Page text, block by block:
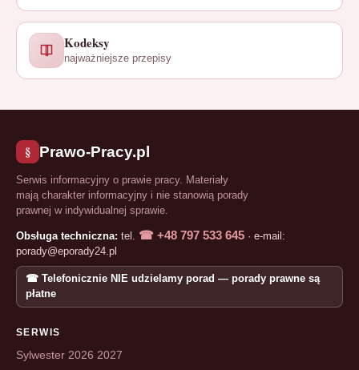
Kodeksy
najważniejsze przepisy
§ Prawo-Pracy.pl
Serwis informacyjny o prawie pracy. Materiały
mają charakter informacyjny i nie stanowią porady
prawnej w indywidualnej sprawie.
Obsługa techniczna: tel. ☎ +48 797 533 645 · e-mail:
porady@eporady24.pl
☎ Telefonicznie NIE udzielamy porad — porady prawne są
płatne
SERWIS
Sylwester 2026 2027